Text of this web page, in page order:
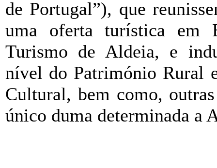
de Portugal”), que
uma oferta turística em
Turismo de Aldeia, e
nível do Património Rural
Cultural, bem como,
único duma determinada a